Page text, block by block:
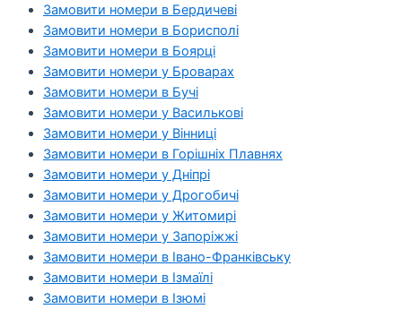
Замовити номери в Бердичеві
Замовити номери в Борисполі
Замовити номери в Боярці
Замовити номери у Броварах
Замовити номери в Бучі
Замовити номери у Василькові
Замовити номери у Вінниці
Замовити номери в Горішніх Плавнях
Замовити номери у Дніпрі
Замовити номери у Дрогобичі
Замовити номери у Житомирі
Замовити номери у Запоріжжі
Замовити номери в Івано-Франківську
Замовити номери в Ізмаїлі
Замовити номери в Ізюмі